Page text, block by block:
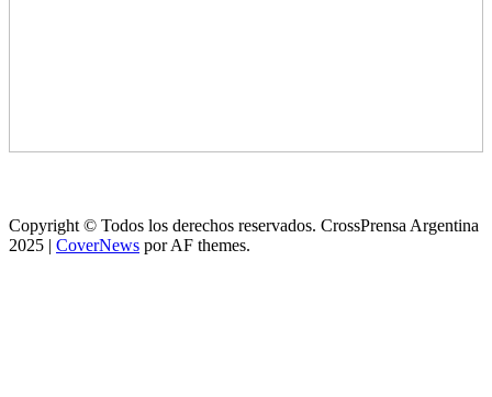
Copyright © Todos los derechos reservados. CrossPrensa Argentina
2025 | CoverNews por AF themes.